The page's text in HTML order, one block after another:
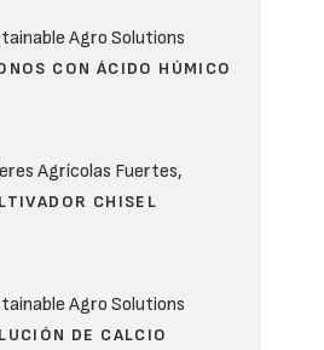
Agro Solutions
CON ÁCIDO HÚMICO
Agrícolas Fuertes,
CHISEL
Agro Solutions
DE CALCIO